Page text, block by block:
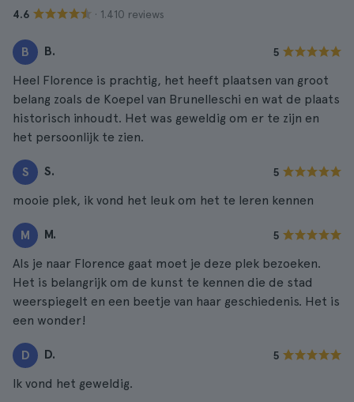
4.6 · 1.410 reviews
B B. 5
Heel Florence is prachtig, het heeft plaatsen van groot
belang zoals de Koepel van Brunelleschi en wat de plaats
historisch inhoudt. Het was geweldig om er te zijn en
het persoonlijk te zien.
S S. 5
mooie plek, ik vond het leuk om het te leren kennen
M M. 5
Als je naar Florence gaat moet je deze plek bezoeken.
Het is belangrijk om de kunst te kennen die de stad
weerspiegelt en een beetje van haar geschiedenis. Het is
een wonder!
D D. 5
Ik vond het geweldig.